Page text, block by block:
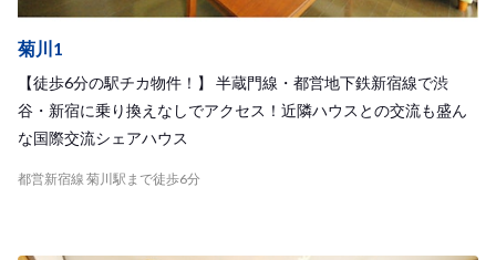
菊川1
【徒歩6分の駅チカ物件！】 半蔵門線・都営地下鉄新宿線で渋
谷・新宿に乗り換えなしでアクセス！近隣ハウスとの交流も盛ん
な国際交流シェアハウス
都営新宿線 菊川駅まで徒歩6分